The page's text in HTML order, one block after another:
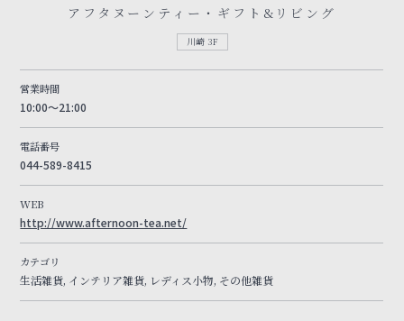
アフタヌーンティー・ギフト&リビング
川崎 3F
営業時間
10:00～21:00
電話番号
044-589-8415
WEB
http://www.afternoon-tea.net/
カテゴリ
生活雑貨, インテリア雑貨, レディス小物, その他雑貨